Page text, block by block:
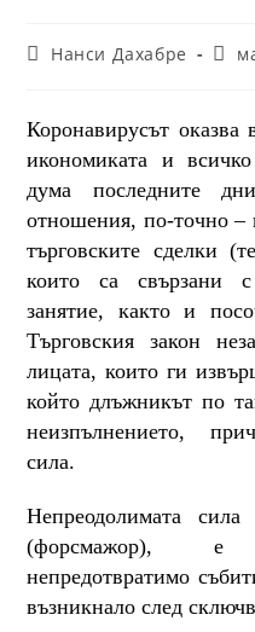
Нанси Дахабре
Коронавирусът оказва
икономиката и
дума последните
отношения, по-точно –
търговските сделки
които са свързани
занятие, както и
Търговския закон
лицата, които ги
който длъжникът по
неизпълнението,
сила.
Непреодолимата
(форсмажор), е
непредотвратимо
възникнало след